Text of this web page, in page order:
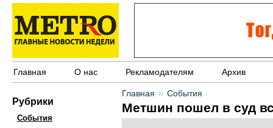
Главная О нас Рекламодателям Архив
Рубрики
События
Главная » События
Метшин пошел в суд